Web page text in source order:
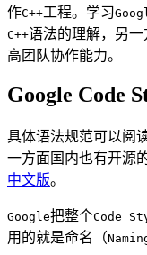
作C++工程。学习
C++语法的理解，另
高团队协作能力。
Google Code
具体语法规范可以阅
一方面国内也有开源
中文版。
Google把整个Code
用的就是命名（